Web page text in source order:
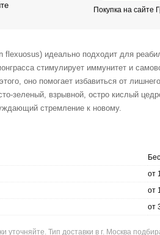
Покупка на сайте
flexuosus) идеально подходит для
стимулирует иммунитет и
оно помогает избавиться от
зеленый, взрывной, остро кислый
стремление к новому.
от
от
от
уточняйте. Тип доставки в г. Москва